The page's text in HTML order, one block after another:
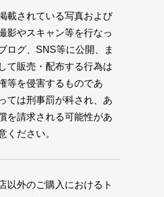
載されている写真および
影やスキャン等を行なっ
ログ、SNS等に公開、ま
て販売・配布する行為は
等を侵害するものであ
ては刑事罰が科され、あ
を請求される可能性があ
ください。
以外のご購入におけるト